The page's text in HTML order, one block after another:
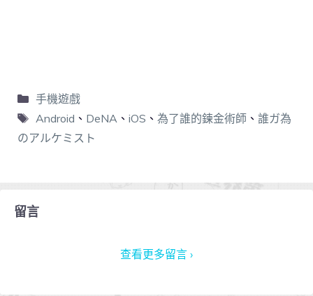
手機遊戲
Android 、 DeNA、 iOS 、 為了誰的鍊金術師、 誰ガ為
のアルケミスト
留言
查看更多留言 ›